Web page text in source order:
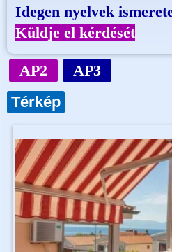
Idegen nyelvek
Küldje el kérdését
AP2
AP3
Térkép